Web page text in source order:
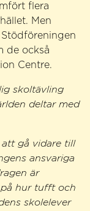
flera
Men
de också
Centre.
skoltävling
deltar med
gå vidare till
ansvariga
är
hur tufft och
skolelever